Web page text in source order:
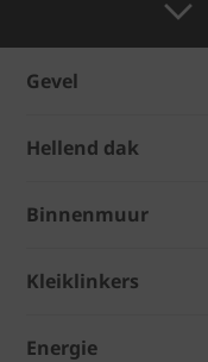
Gevel
Hellend dak
Binnenmuur
Kleiklinkers
Energie